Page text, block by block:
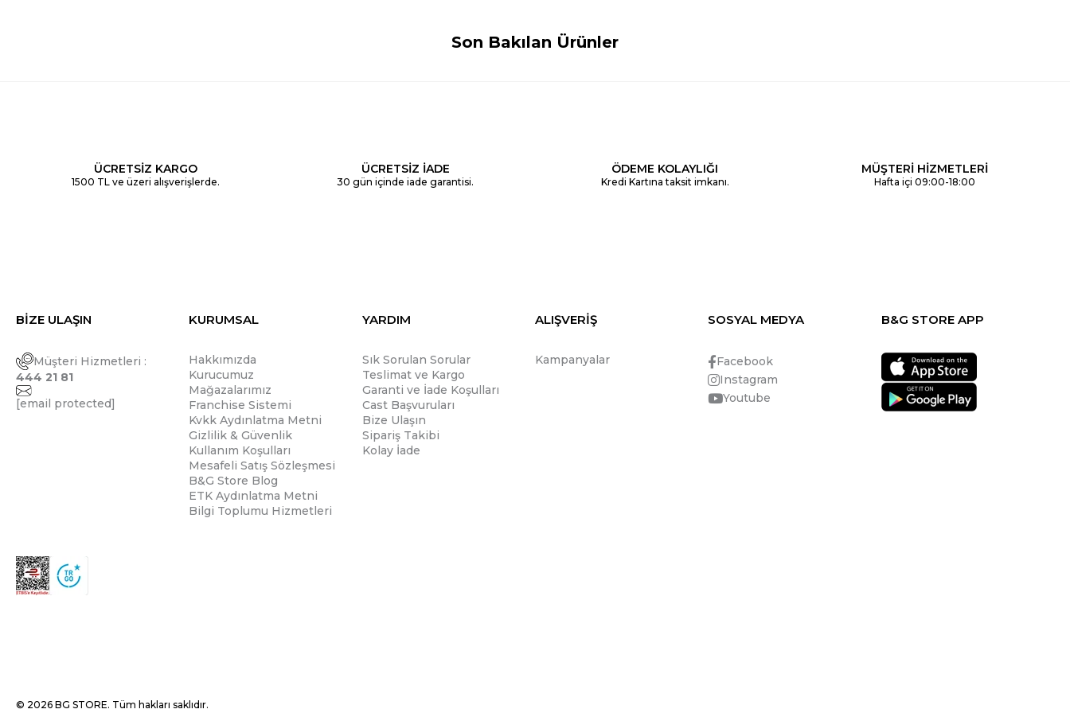
Son Bakılan Ürünler
ÜCRETSİZ KARGO
1500 TL ve üzeri alışverişlerde.
ÜCRETSİZ İADE
30 gün içinde iade garantisi.
ÖDEME KOLAYLIĞI
Kredi Kartına taksit imkanı.
MÜŞTERİ HİZMETLERİ
Hafta içi 09:00-18:00
BİZE ULAŞIN
Müşteri Hizmetleri :
444 21 81
[email protected]
KURUMSAL
Hakkımızda
Kurucumuz
Mağazalarımız
Franchise Sistemi
Kvkk Aydınlatma Metni
Gizlilik & Güvenlik
Kullanım Koşulları
Mesafeli Satış Sözleşmesi
B&G Store Blog
ETK Aydınlatma Metni
Bilgi Toplumu Hizmetleri
YARDIM
Sık Sorulan Sorular
Teslimat ve Kargo
Garanti ve İade Koşulları
Cast Başvuruları
Bize Ulaşın
Sipariş Takibi
Kolay İade
ALIŞVERİŞ
Kampanyalar
SOSYAL MEDYA
Facebook
Instagram
Youtube
B&G STORE APP
© 2026 BG STORE. Tüm hakları saklıdır.